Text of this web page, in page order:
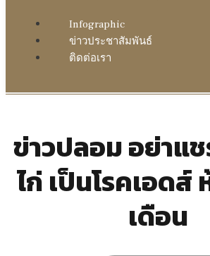
Infographic
ข่าวประชาสัมพันธ์
ติดต่อเรา
ข่าวปลอม อย่าแช
ไก่ เป็นโรคเอดส์
เดือน